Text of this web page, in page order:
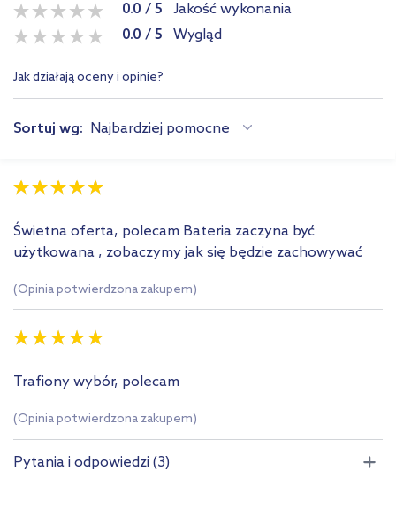
0.0 / 5
Jakość wykonania
0.0 / 5 Wygląd
Jak działają oceny i opinie?
Sortuj wg: Najbardziej pomocne
Świetna oferta, polecam Bateria zaczyna być
użytkowana , zobaczymy jak się będzie zachowywać
(Opinia potwierdzona zakupem)
Trafiony wybór, polecam
(Opinia potwierdzona zakupem)
Pytania i odpowiedzi (3)